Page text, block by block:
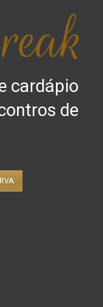
cardápio
de